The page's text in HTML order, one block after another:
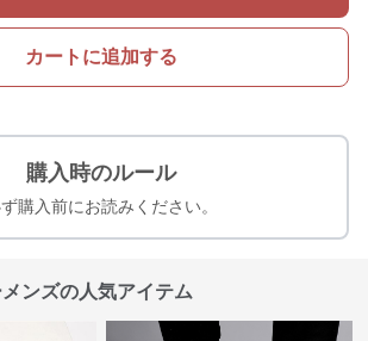
カートに追加する
購入時のルール
購入前にお読みください。
ンズの人気アイテム